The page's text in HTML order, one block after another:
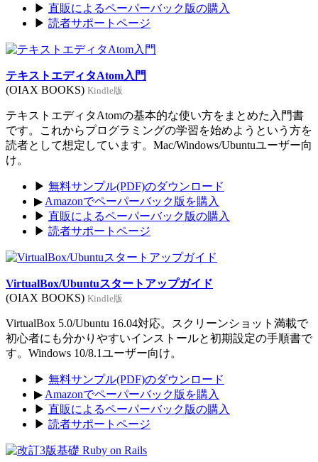
▶ 直販によるペーパーバック版の購入
▶ 読者サポートページ
テキストエディタAtom入門
(OIAX BOOKS) Kindle版
テキストエディタAtomの基本的な使い方をまとめた入門書
です。これからプログラミングの学習を始めようという方を
読者として想定しています。Mac/Windows/Ubuntuユーザー向
け。
▶ 無料サンプル(PDF)のダウンロード
▶ Amazonでペーパーバック版を購入
▶ 直販によるペーパーバック版の購入
▶ 読者サポートページ
VirtualBox/Ubuntuスタートアップガイド
(OIAX BOOKS) Kindle版
VirtualBox 5.0/Ubuntu 16.04対応。スクリーンショット満載で
初心者にも分かりやすいインストールと初期設定の手順書で
す。Windows 10/8.1ユーザー向け。
▶ 無料サンプル(PDF)のダウンロード
▶ Amazonでペーパーバック版を購入
▶ 直販によるペーパーバック版の購入
▶ 読者サポートページ